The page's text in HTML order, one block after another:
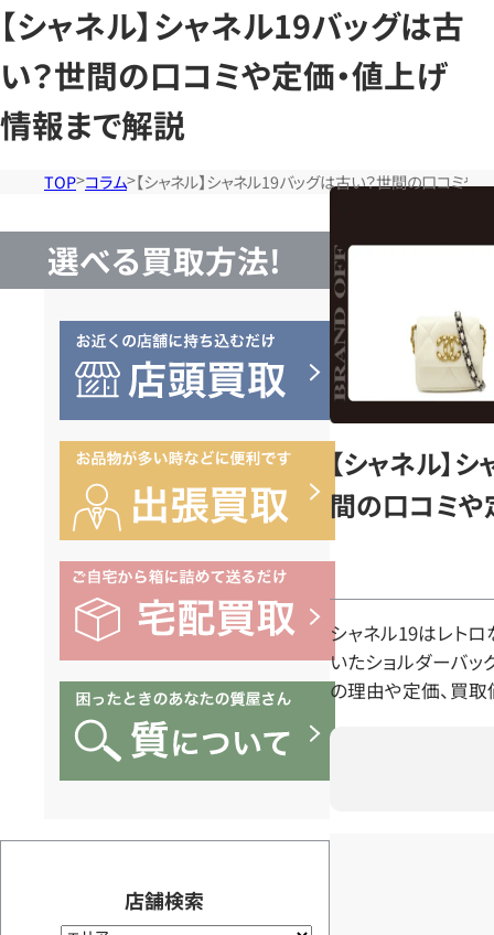
【シャネル】シャネル19バッグは古
い？世間の口コミや定価・値上げ
情報まで解説
TOP コラム 【シャネル】シャネル19バッグは古い？世間の口コミや
選べる買取方法!
店舗検索
【シャネル】
間の口コミや
シャネル19はレト
いたショルダーバッ
の理由や定価、買取